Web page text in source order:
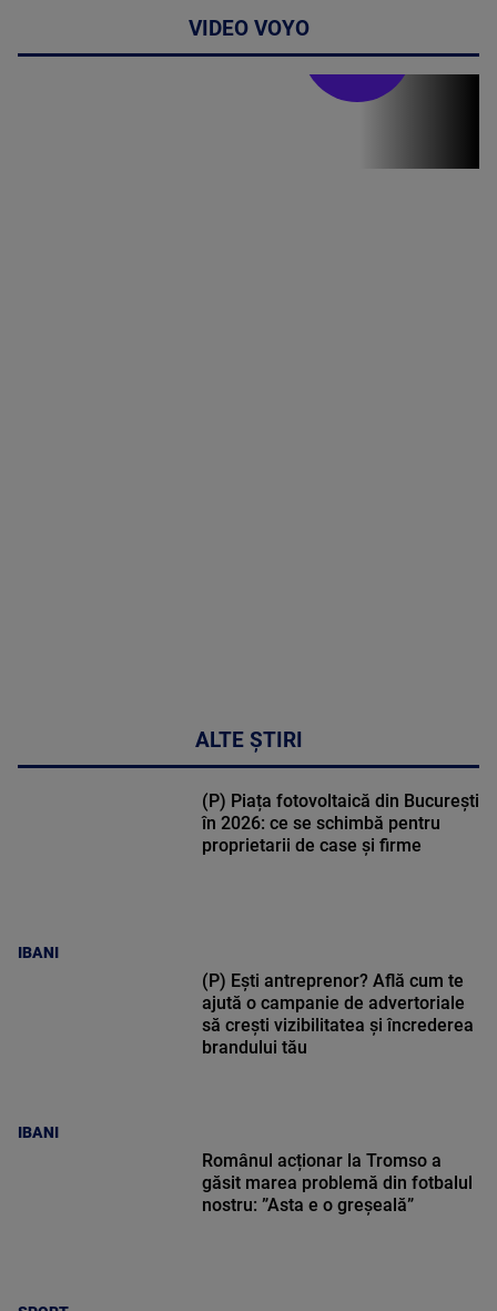
VIDEO VOYO
ALTE ȘTIRI
IBANI
(P) Piața fotovoltaică din București
în 2026: ce se schimbă pentru
proprietarii de case și firme
IBANI
(P) Ești antreprenor? Află cum te
ajută o campanie de advertoriale
să crești vizibilitatea și încrederea
brandului tău
Românul acționar la Tromso a
găsit marea problemă din fotbalul
nostru: ”Asta e o greșeală”